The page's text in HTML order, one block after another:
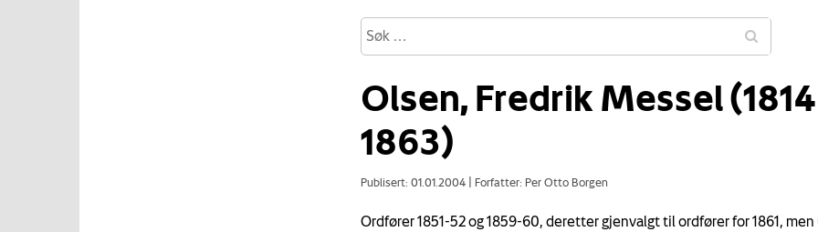
Olsen, Fredrik Messel
1863)
Publisert: 01.01.2004 Forfatter: Per Otto Borgen
Ordfører 1851-52 og 1859-60, deretter gjenvalgt til ordfører for 1861,